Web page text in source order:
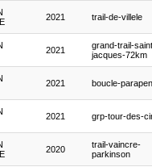
2021 trail-de-villele
2021
grand-trail-
jacques-72km
2021 boucle-
2021 grp-tour-des-
2020
trail-vaincre-
parkinson